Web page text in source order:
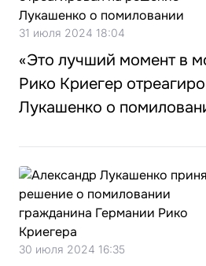
31 июля 2024 18:04
«Это лучший момент в
Рико Криегер
Лукашенко о
30 июля 2024 16:35